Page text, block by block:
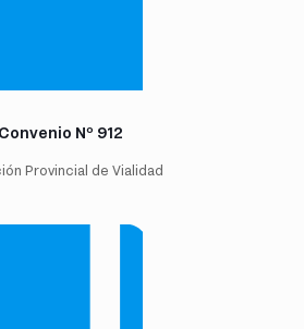
Convenio Nº 912
Provincial de Vialidad